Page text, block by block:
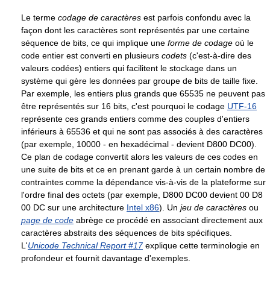
Le terme codage de caractères est parfois confondu avec la
façon dont les caractères sont représentés par une certaine
séquence de bits, ce qui implique une forme de codage où le
code entier est converti en plusieurs codets (c'est-à-dire des
valeurs codées) entiers qui facilitent le stockage dans un
système qui gère les données par groupe de bits de taille fixe.
Par exemple, les entiers plus grands que 65535 ne peuvent pas
être représentés sur 16 bits, c'est pourquoi le codage UTF-16
représente ces grands entiers comme des couples d'entiers
inférieurs à 65536 et qui ne sont pas associés à des caractères
(par exemple, 10000 - en hexadécimal - devient D800 DC00).
Ce plan de codage convertit alors les valeurs de ces codes en
une suite de bits et ce en prenant garde à un certain nombre de
contraintes comme la dépendance vis-à-vis de la plateforme sur
l'ordre final des octets (par exemple, D800 DC00 devient 00 D8
00 DC sur une architecture Intel x86). Un jeu de caractères ou
page de code abrège ce procédé en associant directement aux
caractères abstraits des séquences de bits spécifiques.
L'Unicode Technical Report #17explique cette terminologie en
profondeur et fournit davantage d'exemples.